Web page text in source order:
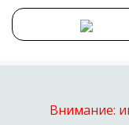
Внимание: